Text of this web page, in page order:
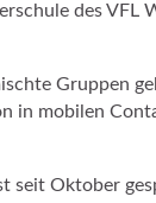
des VFL
Gruppen
mobilen
seit Oktober